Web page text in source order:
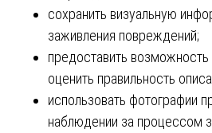
сохранить визуальную
заживления повреждений;
предоставить
оценить правильность
использовать фотографии
наблюдении за процессом